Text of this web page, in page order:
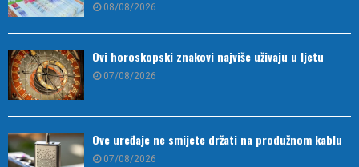
08/08/2026
Ovi horoskopski znakovi najviše uživaju u ljetu
07/08/2026
Ove uređaje ne smijete držati na produžnom kablu
07/08/2026